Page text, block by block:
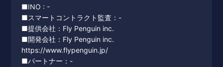
■INO : -
■スマートコントラクト監査：-
■提供会社：Fly Penguin inc.
■開発会社：Fly Penguin inc.
https://www.flypenguin.jp/
■パートナー：-